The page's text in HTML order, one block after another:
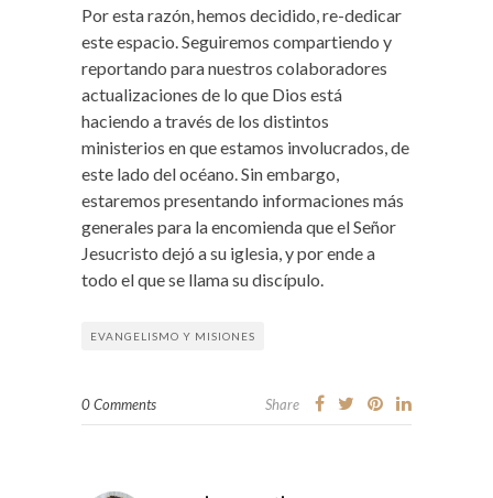
Por esta razón, hemos decidido, re-dedicar
este espacio. Seguiremos compartiendo y
reportando para nuestros colaboradores
actualizaciones de lo que Dios está
haciendo a través de los distintos
ministerios en que estamos involucrados, de
este lado del océano. Sin embargo,
estaremos presentando informaciones más
generales para la encomienda que el Señor
Jesucristo dejó a su iglesia, y por ende a
todo el que se llama su discípulo.
EVANGELISMO Y MISIONES
0 Comments Share